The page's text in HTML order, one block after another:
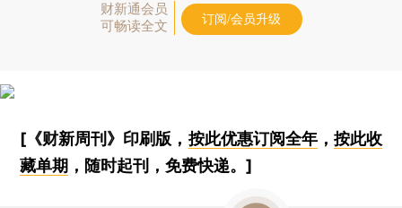
财新通会员
可畅读全文
订阅/会员升级
[《财新周刊》印刷版， 按此优惠订阅全年， 按此收
藏单期 ，随时起刊，免费快递。]